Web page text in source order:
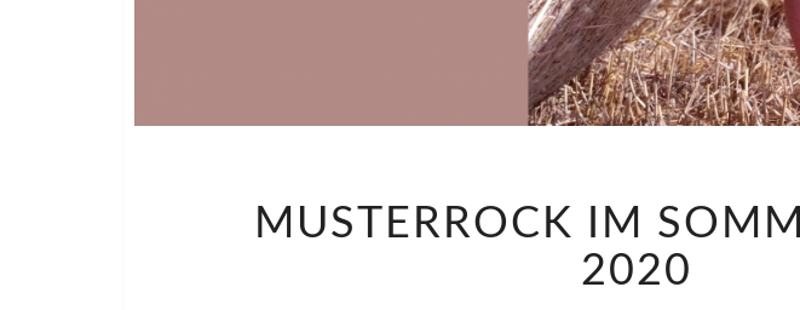
IM
2020
MUSTERROCK IM
2020